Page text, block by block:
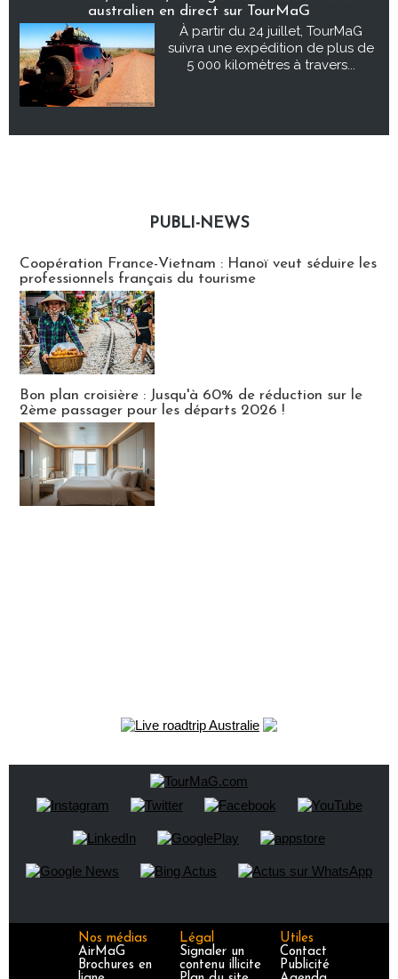
australien en direct sur TourMaG
À partir du 24 juillet, TourMaG
suivra une expédition de plus de
5 000 kilomètres à travers...
PUBLI-NEWS
Coopération France-Vietnam : Hanoï veut séduire les
professionnels français du tourisme
Bon plan croisière : Jusqu'à 60% de réduction sur le
2ème passager pour les départs 2026 !
Nos médias
AirMaG
Brochures en
Légal
Signaler un
contenu illicite
Utiles
Contact
Publicité